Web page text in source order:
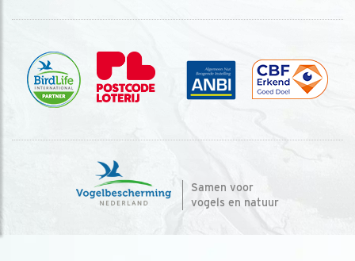
Samen voor
vogels en natuur